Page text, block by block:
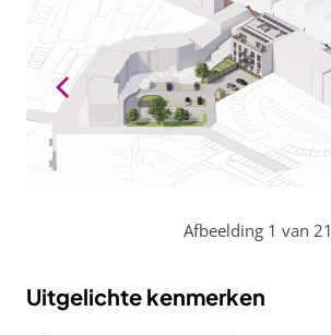
Afbeelding 1 van 21
Uitgelichte kenmerken